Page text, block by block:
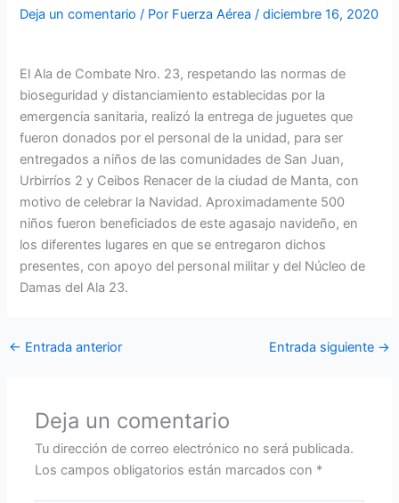
Deja un comentario / Por Fuerza Aérea/diciembre 16, 2020
El Ala de Combate Nro. 23, respetando las normas de
bioseguridad y distanciamiento establecidas por la
emergencia sanitaria, realizó la entrega de juguetes que
fueron donados por el personal de la unidad, para ser
entregados a niños de las comunidades de San Juan,
Urbirríos 2 y Ceibos Renacer de la ciudad de Manta, con
motivo de celebrar la Navidad. Aproximadamente 500
niños fueron beneficiados de este agasajo navideño, en
los diferentes lugares en que se entregaron dichos
presentes, con apoyo del personal militar y del Núcleo de
Damas del Ala 23.
← Entrada anterior Entrada siguiente →
Deja un comentario
Tu dirección de correo electrónico no será publicada.
Los campos obligatorios están marcados con *